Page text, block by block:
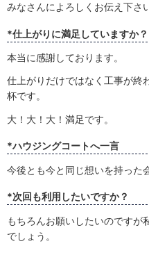
みなさんによろしくお伝え下さい
*仕上がりに満足していますか？
本当に感謝しております。
仕上がりだけではなく工事が終
杯です。
大！大！大！満足です。
*ハウジングコートへ一言
今後とも今と同じ想いを持った
*次回も利用したいですか？
もちろんお願いしたいのですが
でしょう。